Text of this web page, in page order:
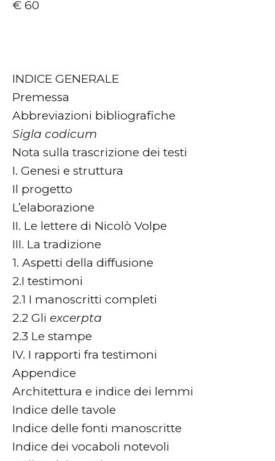
€ 60
INDICE GENERALE
Premessa
Abbreviazioni bibliografiche
Sigla codicum
Nota sulla trascrizione dei testi
I. Genesi e struttura
Il progetto
L’elaborazione
II. Le lettere di Nicolò Volpe
III. La tradizione
1. Aspetti della diffusione
2.I testimoni
2.1 I manoscritti completi
2.2 Gli excerpta
2.3 Le stampe
IV. I rapporti fra testimoni
Appendice
Architettura e indice dei lemmi
Indice delle tavole
Indice delle fonti manoscritte
Indice dei vocaboli notevoli